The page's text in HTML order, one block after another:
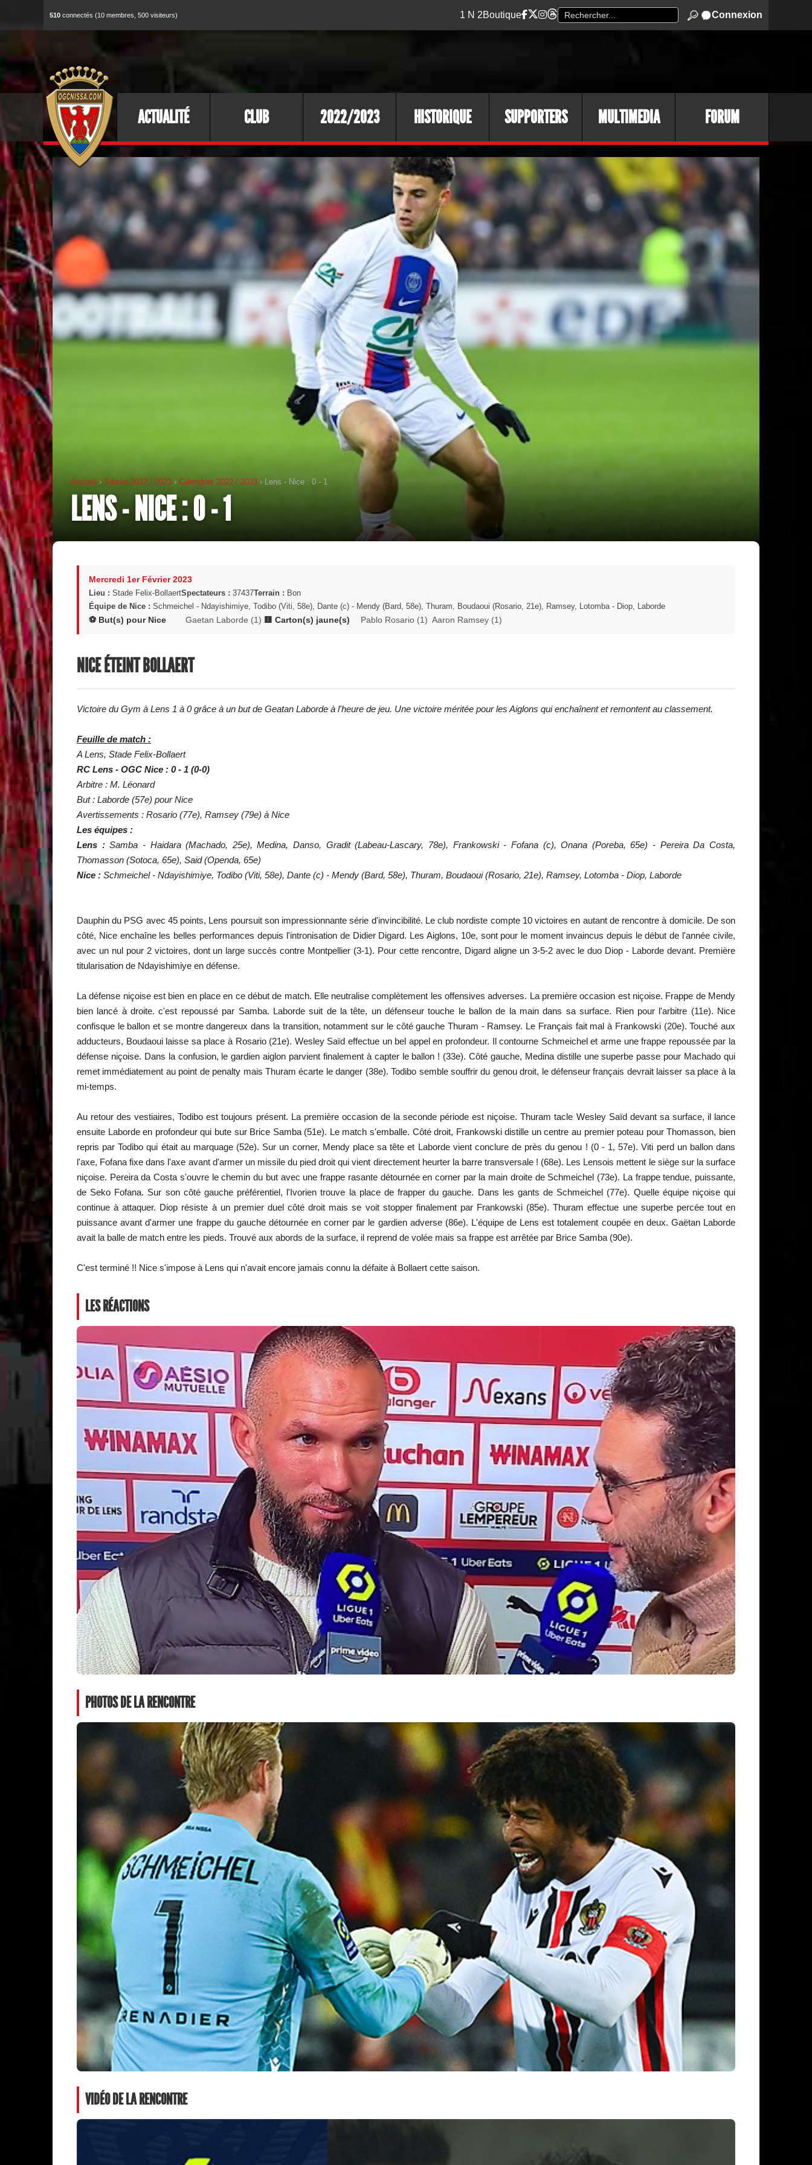
510 connectés (10 membres, 500 visiteurs) 1 N 2Boutique Connexion
ACTUALITÉ CLUB 2022/2023 HISTORIQUE SUPPORTERS MULTIMEDIA FORUM
Accueil › Saison 2022 / 2023 › Calendrier 2022 / 2023 › Lens - Nice : 0 - 1
LENS - NICE : 0 - 1
Mercredi 1er Février 2023
Lieu : Stade Felix-BollaertSpectateurs : 37437Terrain : Bon
Équipe de Nice : Schmeichel - Ndayishimiye, Todibo (Viti, 58e), Dante (c) - Mendy (Bard, 58e), Thuram, Boudaoui (Rosario, 21e), Ramsey, Lotomba - Diop, Laborde
⚽ But(s) pour Nice Gaetan Laborde (1) 🟨 Carton(s) jaune(s) Pablo Rosario (1) Aaron Ramsey (1)
NICE ÉTEINT BOLLAERT
Victoire du Gym à Lens 1 à 0 grâce à un but de Geatan Laborde à l'heure de jeu. Une victoire méritée pour les Aiglons qui enchaînent et remontent au classement.
Feuille de match :
A Lens, Stade Felix-Bollaert
RC Lens - OGC Nice : 0 - 1 (0-0)
Arbitre : M. Léonard
But : Laborde (57e) pour Nice
Avertissements : Rosario (77e), Ramsey (79e) à Nice
Les équipes :
Lens :Samba - Haidara (Machado, 25e), Medina, Danso, Gradit (Labeau-Lascary, 78e), Frankowski - Fofana (c), Onana (Poreba, 65e) - Pereira Da Costa,
Thomasson (Sotoca, 65e), Said (Openda, 65e)
Nice : Schmeichel - Ndayishimiye, Todibo (Viti, 58e), Dante (c) - Mendy (Bard, 58e), Thuram, Boudaoui (Rosario, 21e), Ramsey, Lotomba - Diop, Laborde
Dauphin du PSG avec 45 points, Lens poursuit son impressionnante série d'invincibilité. Le club nordiste compte 10 victoires en autant de rencontre à domicile. De son
côté, Nice enchaîne les belles performances depuis l'intronisation de Didier Digard. Les Aiglons, 10e, sont pour le moment invaincus depuis le début de l'année civile,
avec un nul pour 2 victoires, dont un large succès contre Montpellier (3-1). Pour cette rencontre, Digard aligne un 3-5-2 avec le duo Diop - Laborde devant. Première
titularisation de Ndayishimiye en défense.
La défense niçoise est bien en place en ce début de match. Elle neutralise complètement les offensives adverses. La première occasion est niçoise. Frappe de Mendy
bien lancé à droite. c'est repoussé par Samba. Laborde suit de la tête, un défenseur touche le ballon de la main dans sa surface. Rien pour l'arbitre (11e). Nice
confisque le ballon et se montre dangereux dans la transition, notamment sur le côté gauche Thuram - Ramsey. Le Français fait mal à Frankowski (20e). Touché aux
adducteurs, Boudaoui laisse sa place à Rosario (21e). Wesley Saïd effectue un bel appel en profondeur. Il contourne Schmeichel et arme une frappe repoussée par la
défense niçoise. Dans la confusion, le gardien aiglon parvient finalement à capter le ballon ! (33e). Côté gauche, Medina distille une superbe passe pour Machado qui
remet immédiatement au point de penalty mais Thuram écarte le danger (38e). Todibo semble souffrir du genou droit, le défenseur français devrait laisser sa place à la
mi-temps.
Au retour des vestiaires, Todibo est toujours présent. La première occasion de la seconde période est niçoise. Thuram tacle Wesley Saïd devant sa surface, il lance
ensuite Laborde en profondeur qui bute sur Brice Samba (51e). Le match s'emballe. Côté droit, Frankowski distille un centre au premier poteau pour Thomasson, bien
repris par Todibo qui était au marquage (52e). Sur un corner, Mendy place sa tête et Laborde vient conclure de près du genou ! (0 - 1, 57e). Viti perd un ballon dans
l'axe, Fofana fixe dans l'axe avant d'armer un missile du pied droit qui vient directement heurter la barre transversale ! (68e). Les Lensois mettent le siège sur la surface
niçoise. Pereira da Costa s'ouvre le chemin du but avec une frappe rasante détournée en corner par la main droite de Schmeichel (73e). La frappe tendue, puissante,
de Seko Fofana. Sur son côté gauche préférentiel, l'Ivorien trouve la place de frapper du gauche. Dans les gants de Schmeichel (77e). Quelle équipe niçoise qui
continue à attaquer. Diop résiste à un premier duel côté droit mais se voit stopper finalement par Frankowski (85e). Thuram effectue une superbe percée tout en
puissance avant d'armer une frappe du gauche détournée en corner par le gardien adverse (86e). L'équipe de Lens est totalement coupée en deux. Gaëtan Laborde
avait la balle de match entre les pieds. Trouvé aux abords de la surface, il reprend de volée mais sa frappe est arrêtée par Brice Samba (90e).
C'est terminé !! Nice s'impose à Lens qui n'avait encore jamais connu la défaite à Bollaert cette saison.
LES RÉACTIONS
PHOTOS DE LA RENCONTRE
VIDÉO DE LA RENCONTRE